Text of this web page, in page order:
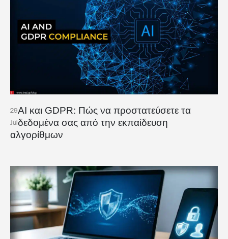
29
Jul
AI και GDPR: Πώς να προστατεύσετε τα
δεδομένα σας από την εκπαίδευση
αλγορίθμων